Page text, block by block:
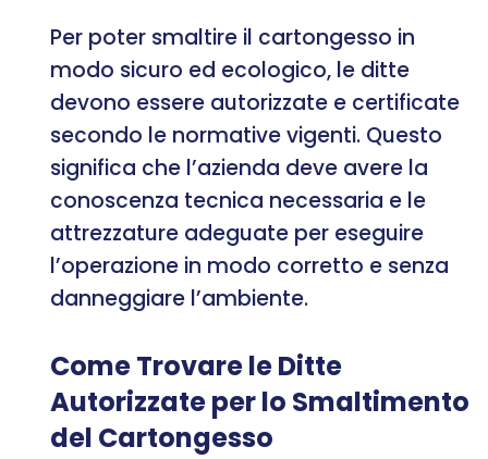
Per poter smaltire il cartongesso in
modo sicuro ed ecologico, le ditte
devono essere autorizzate e certificate
secondo le normative vigenti. Questo
significa che l’azienda deve avere la
conoscenza tecnica necessaria e le
attrezzature adeguate per eseguire
l’operazione in modo corretto e senza
danneggiare l’ambiente.
Come Trovare le Ditte
Autorizzate per lo Smaltimento
del Cartongesso